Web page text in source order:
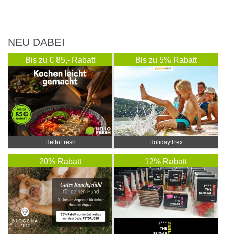
NEU DABEI
Bis zu € 85,- Rabatt
HelloFresh
Bis zu 5% Rabatt
HolidayTrex
20% Rabatt 12% Rabatt